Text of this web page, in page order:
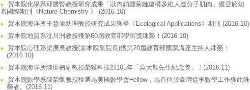
賀本院化學系邱勝賢教授研究成果「以內鎖雛菊鏈建構多維人造分子肌肉」獲登於知
名國際期刊《Nature Chemistry 》 (2016.10)
賀本院海洋所王慧瑜助理教授研究成果獲登《Ecological Applications》期刊 (2016.10)
賀本院地質系沈川洲教授獲第60屆教育部學術獎殊榮！(2016.10)
賀本院心理系梁庚辰教授(兼本院副院長)獲第20屆教育部國家講座主持人殊榮！
(2016.10)
賀本院海洋所陳世楠副教授榮獲科技部105年「吳大猷先生紀念獎」！(2016.11)
賀本院數學系陳榮凱教授獲選為美國數學會Fellow，為首位於臺灣從事數學工作獲此殊
榮者。(2016.11)